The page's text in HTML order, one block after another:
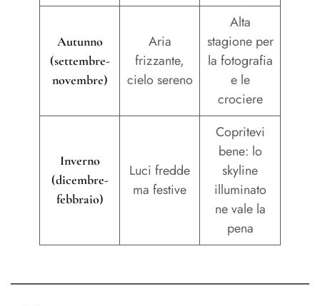
Autunno
(settembre-
novembre)
Aria
frizzante,
cielo sereno
Alta
stagione per
la fotografia
e le
crociere
Inverno
(dicembre-
febbraio)
Luci fredde
ma festive
Copritevi
bene: lo
skyline
illuminato
ne vale la
pena